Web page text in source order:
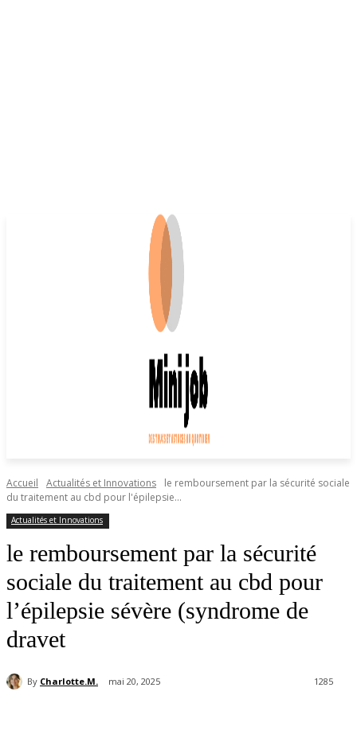
Accueil Actualités et Innovations
le remboursement par la sécurité sociale
du traitement au cbd pour l'épilepsie...
Actualités et Innovations
le remboursement par la sécurité
sociale du traitement au cbd pour
l’épilepsie sévère (syndrome de
dravet
By Charlotte.M. mai 20, 2025 1285